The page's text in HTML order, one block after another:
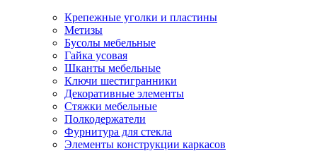
Крепежные уголки и пластины
Метизы
Бусолы мебельные
Гайка усовая
Шканты мебельные
Ключи шестигранники
Декоративные элементы
Стяжки мебельные
Полкодержатели
Фурнитура для стекла
Элементы конструкции каркасов